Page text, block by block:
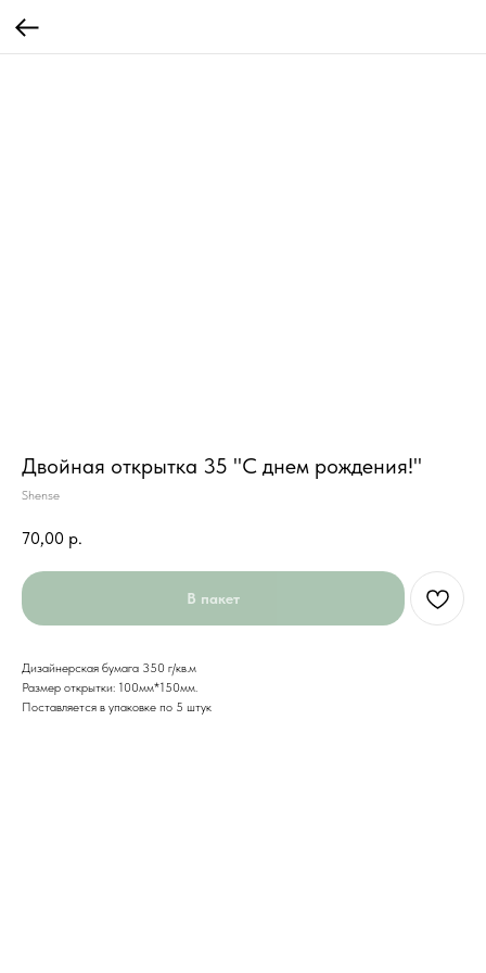
Двойная открытка 35 "С днем рождения!"
Shense
70,00 р.
В пакет
Дизайнерская бумага 350 г/кв.м
Размер открытки: 100мм*150мм.
Поставляется в упаковке по 5 штук